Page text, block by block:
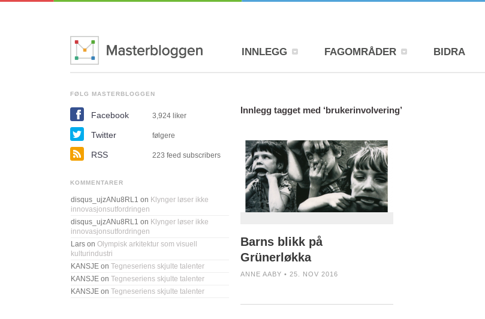
INNLEGG FAGOMRÅDER BIDRA
FØLG MASTERBLOGGEN
Facebook 3,924 liker
Twitter følgere
RSS 223 feed subscribers
KOMMENTARER
disqus_ujzANu8RL1 on Klynger løser ikke
innovasjonsutfordringen
disqus_ujzANu8RL1 on Klynger løser ikke
innovasjonsutfordringen
Lars on Olympisk arkitektur som visuell
kulturindustri
KANSJE on Tegneseriens skjulte talenter
KANSJE on Tegneseriens skjulte talenter
KANSJE on Tegneseriens skjulte talenter
Innlegg tagget med ‘brukerinvolvering’
Barns blikk på
Grünerløkka
ANNE AABY • 25. NOV 2016